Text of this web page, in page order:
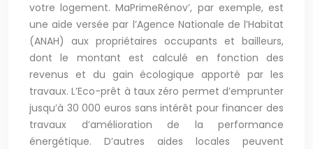
votre logement. MaPrimeRénov’, par exemple, est
une aide versée par l’Agence Nationale de l’Habitat
(ANAH) aux propriétaires occupants et bailleurs,
dont le montant est calculé en fonction des
revenus et du gain écologique apporté par les
travaux. L’Eco-prêt à taux zéro permet d’emprunter
jusqu’à 30 000 euros sans intérêt pour financer des
travaux d’amélioration de la performance
énergétique. D’autres aides locales peuvent